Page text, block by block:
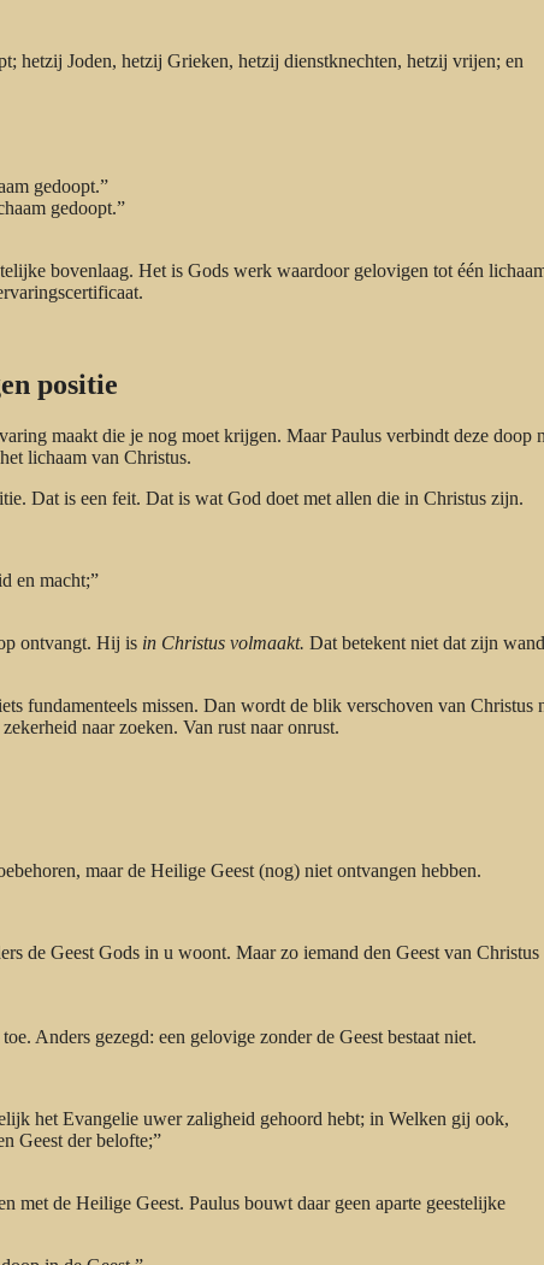
hetzij Joden, hetzij Grieken, hetzij dienstknechten, hetzij vrijen; en
gedoopt.”
gedoopt.”
bovenlaag. Het is Gods werk waardoor gelovigen tot één
positie
maakt die je nog moet krijgen. Maar Paulus verbindt deze doop
lichaam van Christus.
Dat is een feit. Dat is wat God doet met allen die in Christus zijn.
en macht;”
ontvangt. Hij is in Christus volmaakt. Dat betekent niet dat zijn
fundamenteels missen. Dan wordt de blik verschoven van Christus
naar zoeken. Van rust naar onrust.
maar de Heilige Geest (nog) niet ontvangen hebben.
de Geest Gods in u woont. Maar zo iemand den Geest van Christus
Anders gezegd: een gelovige zonder de Geest bestaat niet.
het Evangelie uwer zaligheid gehoord hebt; in Welken gij ook,
Geest der belofte;”
de Heilige Geest. Paulus bouwt daar geen aparte geestelijke